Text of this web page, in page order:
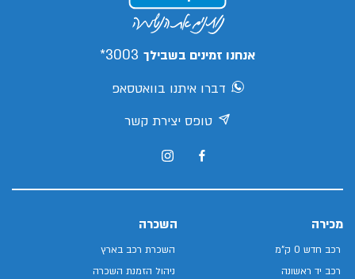
ex5/search/leasing/35/379/432/2026/יונדאי-אלנטרה
אנחנו זמינים בשבילך 3003*
דברו איתנו בוואטסאפ
טופס יצירת קשר
מכירה
רכב חדש 0 ק"מ
רכב יד ראשונה
השכרה
השכרת רכב בארץ
ניהול הזמנת השכרה